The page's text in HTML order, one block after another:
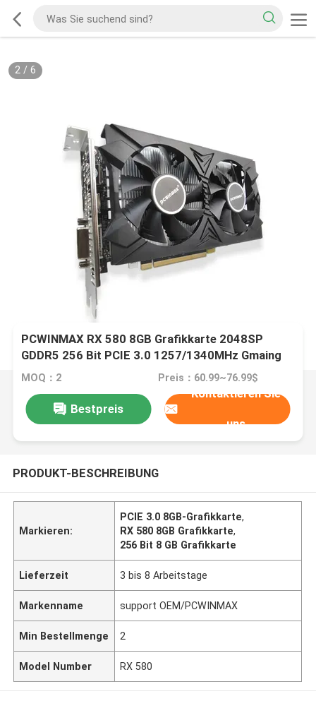
2/ 6
PCWINMAX RX 580 8GB Grafikkarte 2048SP
GDDR5 256 Bit PCIE 3.0 1257/1340MHz Gmaing
PC Desktop Grafikkarte
MOQ：2 Preis：60.99~76.99$
Bestpreis
Kontaktieren Sie
uns
PRODUKT-BESCHREIBUNG
Markieren:
PCIE 3.0 8GB-Grafikkarte,
RX 580 8GB Grafikkarte,
256 Bit 8 GB Grafikkarte
Lieferzeit 3 bis 8 Arbeitstage
Markenname support OEM/PCWINMAX
Min Bestellmenge 2
Model Number RX 580